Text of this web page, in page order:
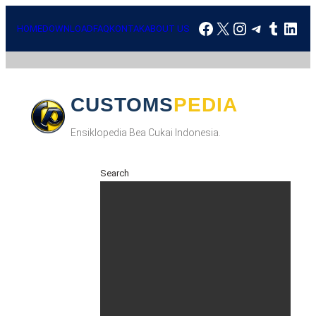
HOMEDOWNLOADFAQKONTAKABOUT US
CUSTOMSPEDIA
Ensiklopedia Bea Cukai Indonesia.
Search